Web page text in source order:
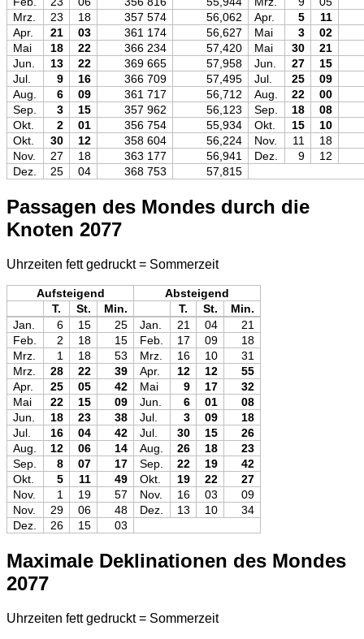
Mrz.
23 18 357 574 56,062 Apr. 5
11
Apr.
21 03 361 174 56,627 Mai 3
02
Mai
18 22 366 234 57,420 Mai 30
21
Jun.
13 22 369 665 57,958 Jun. 27
15
Jul.
9 16 366 709 57,495 Jul. 25
09
Aug.
6 09 361 717 56,712 Aug. 22
00
Sep.
3 15 357 962 56,123 Sep. 18
08
Okt.
2 01 356 754 55,934 Okt. 15
10
Okt.
30 12 358 604 56,224 Nov. 11
18
Nov.
27 18 363 177 56,941 Dez. 9
12
Dez.
25 04 368 753 57,815
Passagen des Mondes durch die
Knoten 2077
Uhrzeiten fett gedruckt = Sommerzeit
Aufsteigend
Absteigend
T.
St. Min. T. St.
Min.
Jan.
6 15 25 Jan. 21 04
21
Feb.
2 18 15 Feb. 17 09
18
Mrz.
1 18 53 Mrz. 16 10
31
Mrz.
28 22 39 Apr. 12 12
55
Apr.
25 05 42 Mai 9 17
32
Mai
22 15 09 Jun. 6 01
08
Jun.
18 23 38 Jul. 3 09
18
Jul.
16 04 42 Jul. 30 15
26
Aug.
12 06 14 Aug. 26 18
23
Sep.
8 07 17 Sep. 22 19
42
Okt.
5 11 49 Okt. 19 22
27
Nov.
1 19 57 Nov. 16 03
09
Nov.
29 06 48 Dez. 13 10
34
Dez.
26 15 03
Maximale Deklinationen des Mondes
2077
Uhrzeiten fett gedruckt = Sommerzeit